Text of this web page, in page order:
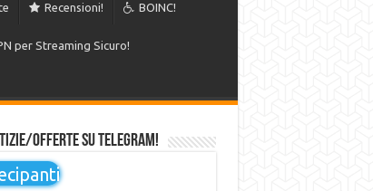
Recensioni! BOINC!
per Streaming Sicuro!
offerte su Telegram!